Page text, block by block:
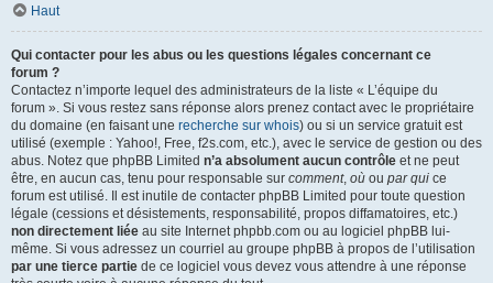
Haut
Qui contacter pour les abus ou les questions légales concernant ce
forum ?
Contactez n’importe lequel des administrateurs de la liste « L’équipe du
forum ». Si vous restez sans réponse alors prenez contact avec le propriétaire
du domaine (en faisant une recherche sur whois) ou si un service gratuit est
utilisé (exemple : Yahoo!, Free, f2s.com, etc.), avec le service de gestion ou des
abus. Notez que phpBB Limited n’a absolument aucun contrôle et ne peut
être, en aucun cas, tenu pour responsable sur comment, où ou par qui ce
forum est utilisé. Il est inutile de contacter phpBB Limited pour toute question
légale (cessions et désistements, responsabilité, propos diffamatoires, etc.)
non directement liée au site Internet phpbb.com ou au logiciel phpBB lui-
même. Si vous adressez un courriel au groupe phpBB à propos de l’utilisation
par une tierce partie de ce logiciel vous devez vous attendre à une réponse